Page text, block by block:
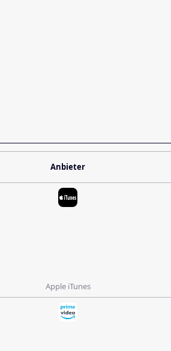
Anbieter
Apple iTunes